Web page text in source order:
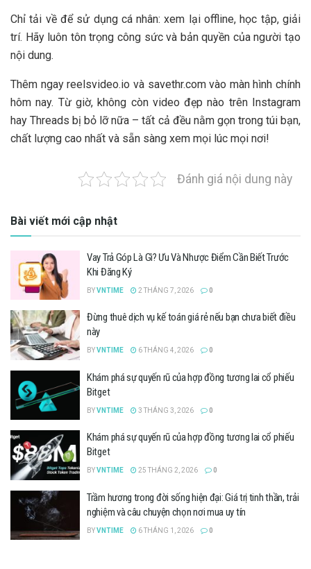
Chỉ tải về để sử dụng cá nhân: xem lại offline, học tập, giải
trí. Hãy luôn tôn trọng công sức và bản quyền của người tạo
nội dung.
Thêm ngay reelsvideo.io và savethr.com vào màn hình chính
hôm nay. Từ giờ, không còn video đẹp nào trên Instagram
hay Threads bị bỏ lỡ nữa – tất cả đều nằm gọn trong túi bạn,
chất lượng cao nhất và sẵn sàng xem mọi lúc mọi nơi!
Đánh giá nội dung này
Bài viết mới cập nhật
Vay Trả Góp Là Gì? Ưu Và Nhược Điểm Cần Biết Trước
Khi Đăng Ký
BYVNTIME 2 THÁNG 7, 2026 0
Đừng thuê dịch vụ kế toán giá rẻ nếu bạn chưa biết điều
này
BYVNTIME 6 THÁNG 4, 2026 0
Khám phá sự quyến rũ của hợp đồng tương lai cổ phiếu
Bitget
BYVNTIME 3 THÁNG 3, 2026 0
Khám phá sự quyến rũ của hợp đồng tương lai cổ phiếu
Bitget
BYVNTIME 25 THÁNG 2, 2026 0
Trầm hương trong đời sống hiện đại: Giá trị tinh thần, trải
nghiệm và câu chuyện chọn nơi mua uy tín
BYVNTIME 6 THÁNG 1, 2026 0